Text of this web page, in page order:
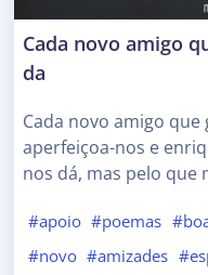
Cada novo amigo
da
Cada novo amigo
aperfeiçoa-nos e
nos dá, mas pelo que
#apoio #poemas
#novo #amizades